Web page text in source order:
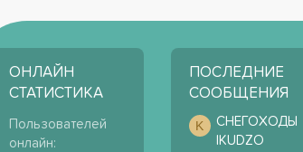
ОНЛАЙН
СТАТИСТИКА
Пользователей
онлайн
ПОСЛЕДНИЕ
СООБЩЕНИЯ
K
СНЕГОХОДЫ
IKUDZO